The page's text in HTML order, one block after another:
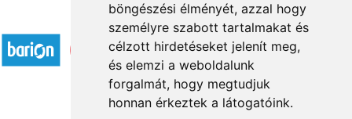
böngészési élményét, azzal hogy
személyre szabott tartalmakat és
célzott hirdetéseket jelenít meg,
és elemzi a weboldalunk
forgalmát, hogy megtudjuk
honnan érkeztek a látogatóink.
Accepted payment methods